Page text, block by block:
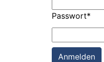
Passwort*